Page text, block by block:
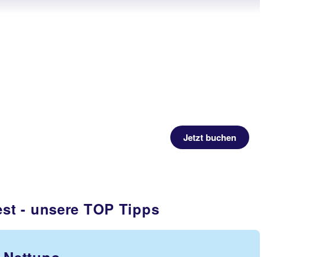
Jetzt buchen
- unsere TOP Tipps